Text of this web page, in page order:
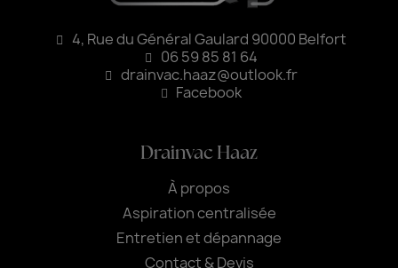
4, Rue du Général Gaulard 90000 Belfort
06 59 85 81 64
drainvac.haaz@outlook.fr
Facebook
Drainvac Haaz
À propos
Aspiration centralisée
Entretien et dépannage
Contact & Devis